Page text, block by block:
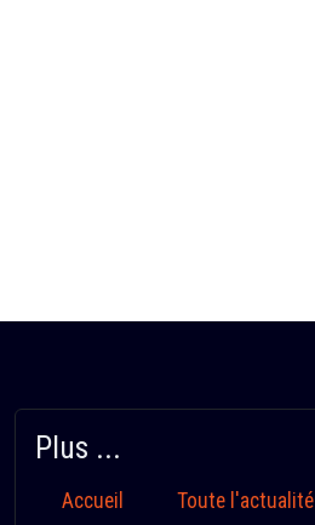
Plus ...
Accueil Toute l'actualité